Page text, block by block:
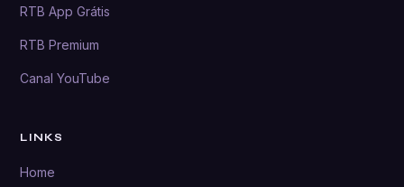
RTB App Grátis
RTB Premium
Canal YouTube
LINKS
Home